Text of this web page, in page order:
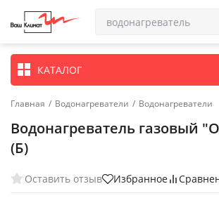
КАТАЛОГ
Главная / Водонагреватели / Водонагреватели
Водонагреватель газовый
(Б)
Оставить отзыв Избранное